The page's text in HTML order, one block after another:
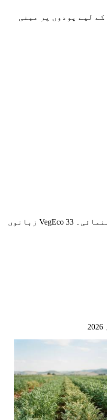
لیے پودوں پر مبنی
موسمیات پر رپورٹنگ اور رہنمائی۔ VegEco 33 زبانوں